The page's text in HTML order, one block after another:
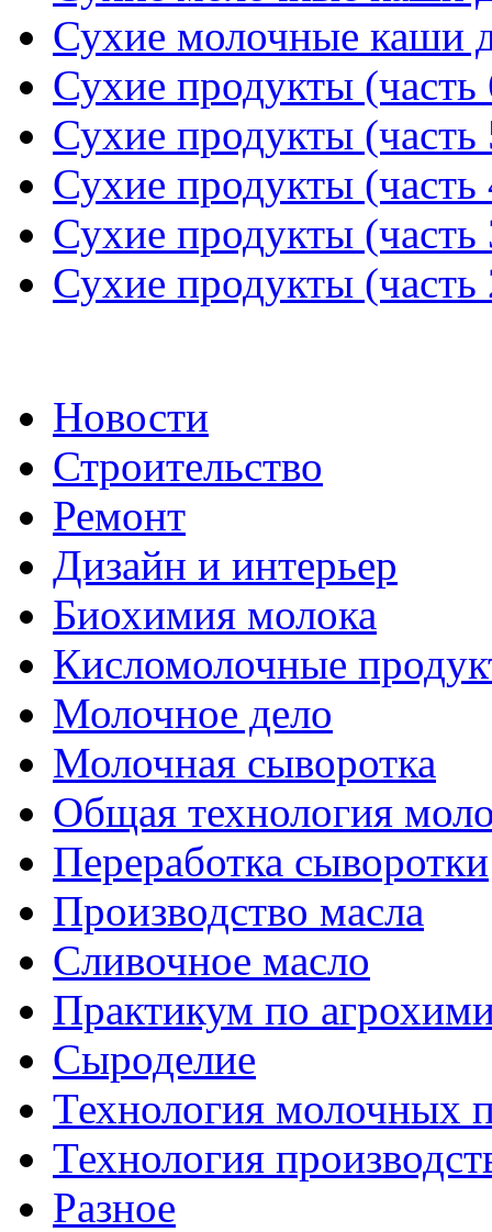
Сухие молочные каши
Сухие продукты (часть
Сухие продукты (часть
Сухие продукты (часть
Сухие продукты (часть
Сухие продукты (часть
Новости
Строительство
Ремонт
Дизайн и интерьер
Биохимия молока
Кисломолочные
Молочное дело
Молочная сыворотка
Общая технология
Переработка сыворотки
Производство масла
Сливочное масло
Практикум по
Сыроделие
Технология молочных
Технология
Разное